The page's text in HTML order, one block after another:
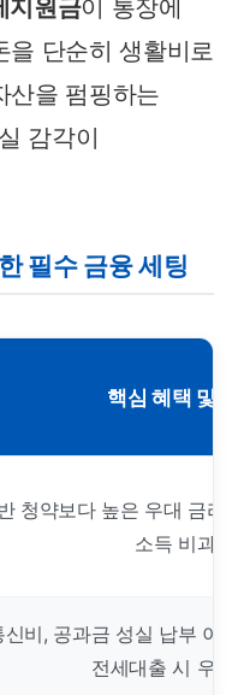
지원금이 통장에
단순히 생활비로
산을 펌핑하는
감각이
필수 금융 세팅
핵심 혜택 및 기
청약보다 높은 우대 금리(
소득 비과세
신비, 공과금 성실 납부 이력
전세대출 시 우대